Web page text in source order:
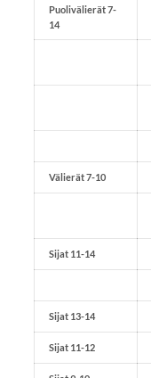
Puolivälierät 7-
14
Välierät 7-10
Sijat 11-14
Sijat 13-14
Sijat 11-12